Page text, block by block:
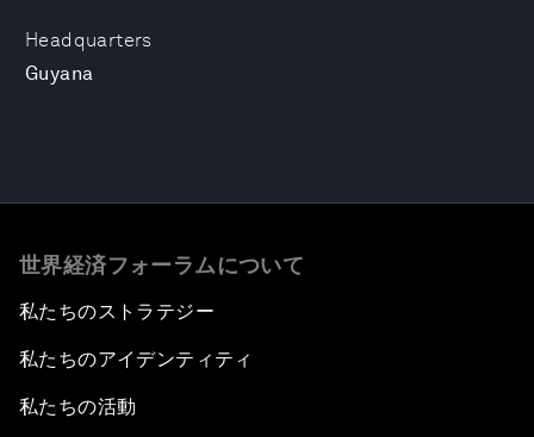
Headquarters
Guyana
世界経済フォーラムについて
私たちのストラテジー
私たちのアイデンティティ
私たちの活動